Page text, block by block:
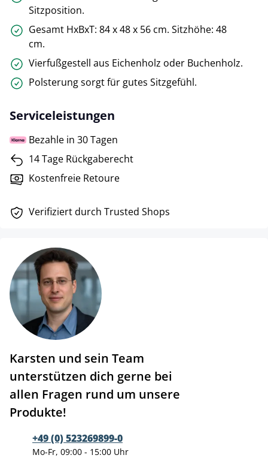
Sitzposition.
Gesamt HxBxT: 84 x 48 x 56 cm. Sitzhöhe: 48
cm.
Vierfußgestell aus Eichenholz oder Buchenholz.
Polsterung sorgt für gutes Sitzgefühl.
Serviceleistungen
Bezahle in 30 Tagen
14 Tage Rückgaberecht
Kostenfreie Retoure
Verifiziert durch Trusted Shops
Karsten und sein Team
unterstützen dich gerne bei
allen Fragen rund um unsere
Produkte!
+49 (0) 523269899-0
Mo-Fr, 09:00 - 15:00 Uhr